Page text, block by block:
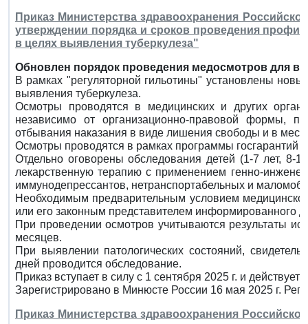
Приказ Министерства здравоохранения
утверждении порядка и сроков проведения
в целях выявления туберкулеза"
Обновлен порядок проведения медосмотров для
В рамках "регуляторной гильотины" установлены
выявления туберкулеза.
Осмотры проводятся в медицинских и других
независимо от организационно-правовой формы,
отбывания наказания в виде лишения свободы и в
Осмотры проводятся в рамках программы госгарантий
Отдельно оговорены обследования детей (1-7 лет, 8-
лекарственную терапию с применением генно-
иммунодепрессантов, нетранспортабельных и
Необходимым предварительным условием
или его законным представителем информированного
При проведении осмотров учитываются результаты
месяцев.
При выявлении патологических состояний,
дней проводится обследование.
Приказ вступает в силу с 1 сентября 2025 г. и действует
Зарегистрировано в Минюсте России 16 мая 2025 г.
Приказ Министерства здравоохранения